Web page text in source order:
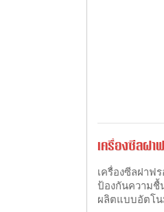
เครื่องซีลฝา
เครื่องซีลฝาฟ
ป้องกันความชื้
ผลิตแบบอัตโ